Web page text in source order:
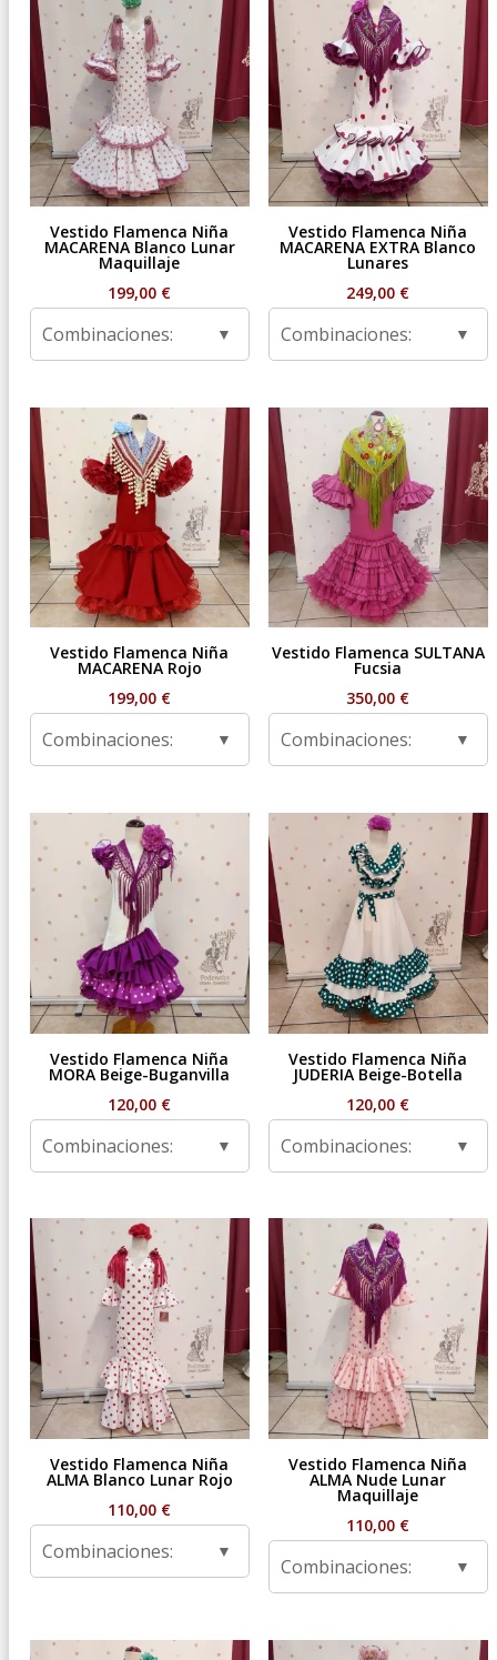
Vestido Flamenca Niña
MACARENA Blanco Lunar
Maquillaje
199,00 €
Combinaciones:
Vestido Flamenca Niña
MACARENA EXTRA Blanco
Lunares
249,00 €
Combinaciones:
Vestido Flamenca Niña
MACARENA Rojo
199,00 €
Combinaciones:
Vestido Flamenca SULTANA
Fucsia
350,00 €
Combinaciones:
Vestido Flamenca Niña
MORA Beige-Buganvilla
120,00 €
Combinaciones:
Vestido Flamenca Niña
JUDERIA Beige-Botella
120,00 €
Combinaciones:
Vestido Flamenca Niña
ALMA Blanco Lunar Rojo
110,00 €
Combinaciones:
Vestido Flamenca Niña
ALMA Nude Lunar
Maquillaje
110,00 €
Combinaciones: